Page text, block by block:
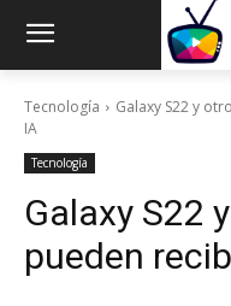
Tecnología
Galaxy S22 y
IA
Tecnología
Galaxy S22
pueden